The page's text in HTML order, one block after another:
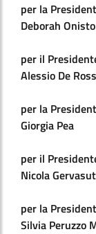
per la
Deborah Onisto
per il
Alessio De
per la
Giorgia Pea
per il
Nicola
per la
Silvia Peruzzo